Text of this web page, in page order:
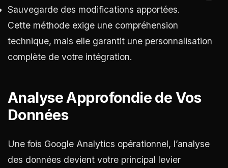
Sauvegarde des modifications apportées.
Cette méthode exige une compréhension
technique, mais elle garantit une personnalisation
complète de votre intégration.
Analyse Approfondie de Vos
Données
Une fois Google Analytics opérationnel, l’analyse
des données devient votre principal levier